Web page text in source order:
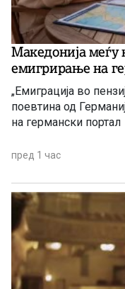
Македонија меѓу
емигрирање на
„Емиграција во
поевтина од
на германски портал
пред 1 час